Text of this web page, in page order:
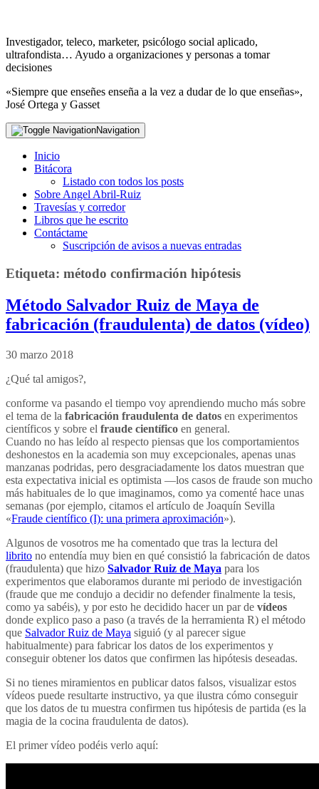
Investigador, teleco, marketer, psicólogo social aplicado,
ultrafondista… Ayudo a organizaciones y personas a tomar
decisiones
«Siempre que enseñes enseña a la vez a dudar de lo que enseñas»,
José Ortega y Gasset
Navigation
Inicio
Bitácora
Listado con todos los posts
Sobre Angel Abril-Ruiz
Travesías y corredor
Libros que he escrito
Contáctame
Suscripción de avisos a nuevas entradas
Etiqueta: método confirmación hipótesis
Método Salvador Ruiz de Maya de
fabricación (fraudulenta) de datos (vídeo)
30 marzo 2018
¿Qué tal amigos?,
conforme va pasando el tiempo voy aprendiendo mucho más sobre
el tema de la fabricación fraudulenta de datos en experimentos
científicos y sobre el fraude científico en general.
Cuando no has leído al respecto piensas que los comportamientos
deshonestos en la academia son muy excepcionales, apenas unas
manzanas podridas, pero desgraciadamente los datos muestran que
esta expectativa inicial es optimista —los casos de fraude son mucho
más habituales de lo que imaginamos, como ya comenté hace unas
semanas (por ejemplo, citamos el artículo de Joaquín Sevilla
«Fraude científico (I): una primera aproximación»).
Algunos de vosotros me ha comentado que tras la lectura del
librito no entendía muy bien en qué consistió la fabricación de datos
(fraudulenta) que hizo Salvador Ruiz de Maya para los
experimentos que elaboramos durante mi periodo de investigación
(fraude que me condujo a decidir no defender finalmente la tesis,
como ya sabéis), y por esto he decidido hacer un par de vídeos
donde explico paso a paso (a través de la herramienta R) el método
que Salvador Ruiz de Maya siguió (y al parecer sigue
habitualmente) para fabricar los datos de los experimentos y
conseguir obtener los datos que confirmen las hipótesis deseadas.
Si no tienes miramientos en publicar datos falsos, visualizar estos
vídeos puede resultarte instructivo, ya que ilustra cómo conseguir
que los datos de tu muestra confirmen tus hipótesis de partida (es la
magia de la cocina fraudulenta de datos).
El primer vídeo podéis verlo aquí: